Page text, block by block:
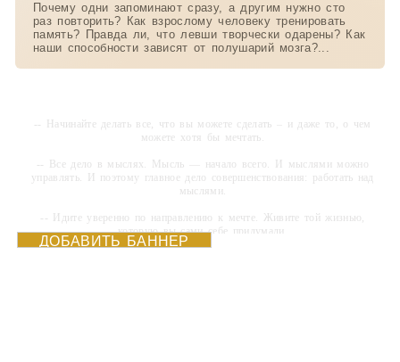
Почему одни запоминают сразу, а другим нужно сто
раз повторить? Как взрослому человеку тренировать
память? Правда ли, что левши творчески одарены? Как
наши способности зависят от полушарий мозга?...
-- Начинайте делать все, что вы можете сделать – и даже то, о чем
можете хотя бы мечтать.
-- Все дело в мыслях. Мысль — начало всего. И мыслями можно
управлять. И поэтому главное дело совершенствования: работать над
мыслями.
-- Идите уверенно по направлению к мечте. Живите той жизнью,
которую вы сами себе придумали.
ДОБАВИТЬ БАННЕР